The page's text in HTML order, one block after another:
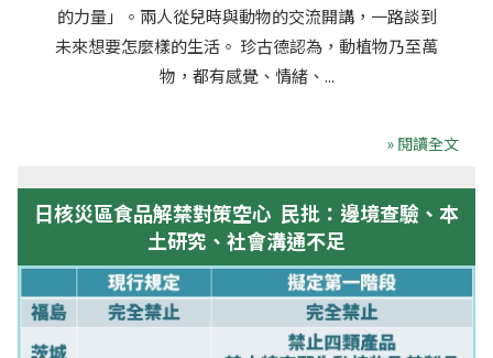
的力量」。兩人從兒時與動物的交流開講，一路談到
未來想要怎麼樣的生活。 珍古德認為，動植物乃至萬
物，都有感覺、情緒、...
» 閱讀全文
日核災區食品解禁對策空心 民批：邊境查驗、本
土研究、社會溝通不足